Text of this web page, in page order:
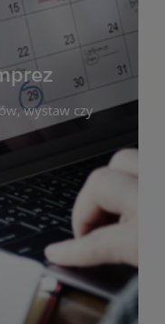
wystaw czy
organizowane
terminy
konkursów.
łatwo
Cię
na
z planem pracy
i uczestnictwa